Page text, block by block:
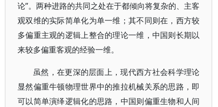
论”。两种进路的共同之处在于都倾向将复杂的、主客
观双维的实际简单化为单一维；其不同则在，西方较
多偏重主观的逻辑上整合的理论一维，中国则长期以
来较多偏重客观的经验一维。
虽然，在更深的层面上，现代西方社会科学理论
显然偏重牛顿物理世界中的推拉机械关系的思路，即
可以简单演绎逻辑化的思路，中国则偏重生物和人间